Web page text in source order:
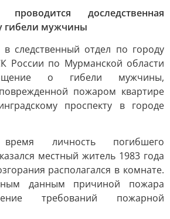
доследственная
гибели мужчины
следственный отдел по городу
России по Мурманской области
о гибели мужчины,
пожаром квартире
проспекту в городе
личность погибшего
местный житель 1983 года
располагался в комнате.
данным причиной пожара
требований пожарной